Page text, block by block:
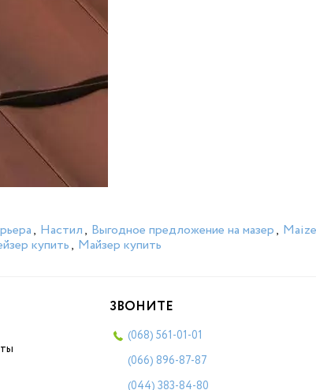
, Настил, Выгодное предложение на мазер,
купить, Майзер купить
ЗВОНИТЕ
(068) 561-01-01
(066) 896-87-87
(044) 383-84-80